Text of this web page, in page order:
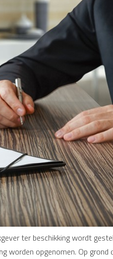
ter beschikking wordt
worden opgenomen. Op grond